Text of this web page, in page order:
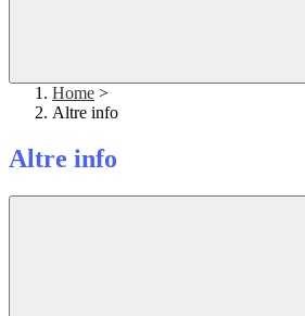
Home >
Altre info
Altre info